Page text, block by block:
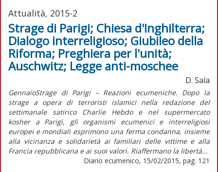
Attualità, 2015-2
Strage di Parigi; Chiesa d'Inghilterra;
Dialogo interreligioso; Giubileo della
Riforma; Preghiera per l'unità;
Auschwitz; Legge anti-moschee
D. Sala
GennaioStrage di Parigi – Reazioni ecumeniche. Dopo la
strage a opera di terroristi islamici nella redazione del
settimanale satirico Charlie Hebdo e nel supermercato
kosher a Parigi, gli organismi ecumenici e interreligiosi
europei e mondiali esprimono una ferma condanna, insieme
alla vicinanza e solidarietà ai familiari delle vittime e alla
Francia repubblicana e ai suoi valori. Riaffermano la libertà...
Diario ecumenico, 15/02/2015, pag. 121